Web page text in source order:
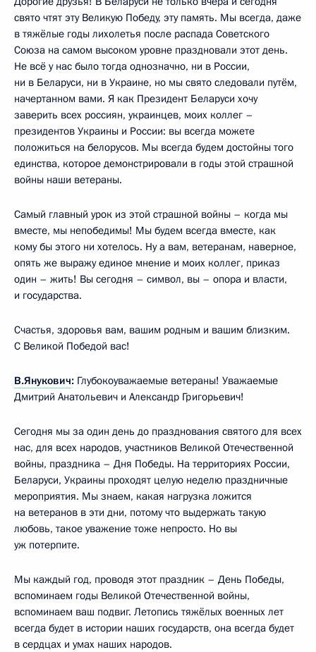
свято чтят эту Великую Победу, эту память. Мы всегда, даже
в тяжёлые годы лихолетья после распада Советского
Союза на самом высоком уровне праздновали этот день.
Не всё у нас было тогда однозначно, ни в России,
ни в Беларуси, ни в Украине, но мы свято следовали путём,
начертанном вами. Я как Президент Беларуси хочу
заверить всех россиян, украинцев, моих коллег –
президентов Украины и России: вы всегда можете
положиться на белорусов. Мы всегда будем достойны того
единства, которое демонстрировали в годы этой страшной
войны наши ветераны.
Самый главный урок из этой страшной войны – когда мы
вместе, мы непобедимы! Мы будем всегда вместе, как
кому бы этого ни хотелось. Ну а вам, ветеранам, наверное,
опять же выражу единое мнение и моих коллег, приказ
один – жить! Вы сегодня – символ, вы – опора и власти,
и государства.
Счастья, здоровья вам, вашим родным и вашим близким.
С Великой Победой вас!
В.Янукович: Глубокоуважаемые ветераны! Уважаемые
Дмитрий Анатольевич и Александр Григорьевич!
Сегодня мы за один день до празднования святого для всех
нас, для всех народов, участников Великой Отечественной
войны, праздника – Дня Победы. На территориях России,
Беларуси, Украины проходят целую неделю праздничные
мероприятия. Мы знаем, какая нагрузка ложится
на ветеранов в эти дни, потому что выдержать такую
любовь, такое уважение тоже непросто. Но вы
уж потерпите.
Мы каждый год, проводя этот праздник – День Победы,
вспоминаем годы Великой Отечественной войны,
вспоминаем ваш подвиг. Летопись тяжёлых военных лет
всегда будет в истории наших государств, она всегда будет
в сердцах и умах наших народов.